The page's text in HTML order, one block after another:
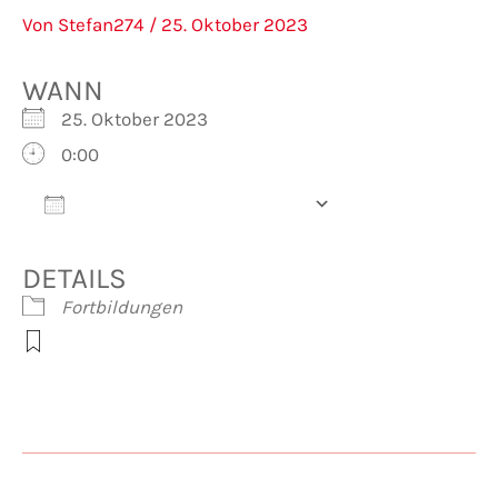
Von Stefan274 / 25. Oktober 2023
WANN
25. Oktober 2023
0:00
DETAILS
Fortbildungen